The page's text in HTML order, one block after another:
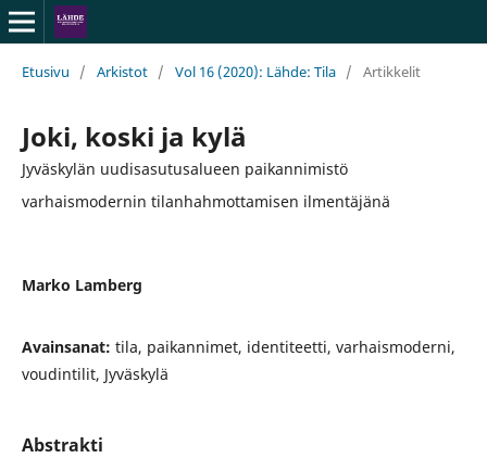
Etusivu / Arkistot / Vol 16 (2020): Lähde: Tila / Artikkelit
Joki, koski ja kylä
Jyväskylän uudisasutusalueen paikannimistö
varhaismodernin tilanhahmottamisen ilmentäjänä
Marko Lamberg
Avainsanat: tila, paikannimet, identiteetti, varhaismoderni,
voudintilit, Jyväskylä
Abstrakti